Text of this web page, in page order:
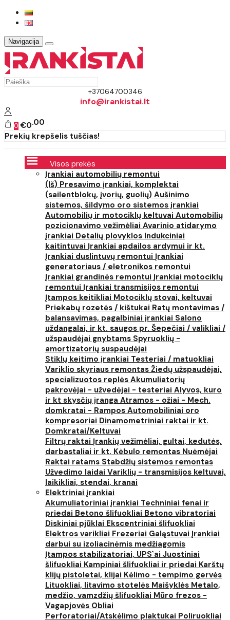
Navigacija
+37064700346
info@irankistai.lt
0 €0 00
Prekių krepšelis tuščias!
Visos prekės
Įrankiai automobilių remontui
(Iš) Presavimo įrankiai, komplektai
(sailentblokų, įvorių, guolių) Aušinimo
sistemos, šildymo oro sistemos įrankiai
Automobilių ir motociklų keltuvai Automobilių
pozicionavimo vežimėliai Avarinio atidarymo
įrankiai Detalių plovyklos Indukciniai
kaitintuvai Įrankiai apdailos ardymui ir kt.
Įrankiai duslintuvų remontui Įrankiai
generatoriaus / eletronikos remontui
Įrankiai grandinės remontui Įrankiai motociklų
remontui Įrankiai transmisijos remontui
Įtampos keitikliai Motociklų stovai, keltuvai
Priekabų rozetės / kištukai Ratų montavimas /
balansavimas, pagalbiniai įrankiai Salono
uždangalai, ir kt. saugos pr. Šepečiai / valikliai /
užspaudėjai gnybtams Spyruoklių -
amortizatorių suspaudėjai
Stiklų keitimo įrankiai Testeriai / matuokliai
Variklio skyriaus remontas Žiedų užspaudėjai,
specializuotos replės Akumuliatorių
pakrovėjai - užvedėjai - testeriai Alyvos, kuro
ir kt skysčių įranga Atramos - ožiai - Mech.
domkratai - Rampos Automobiliniai oro
kompresoriai Dinamometriniai raktai ir kt.
Domkratai/Keltuvai
Filtrų raktai Įrankių vežimėliai, gultai, kedutės,
darbastaliai ir kt. Kėbulo remontas Nuėmėjai
Raktai ratams Stabdžių sistemos remontas
Užvedimo laidai Variklių - transmisijos keltuvai,
laikikliai, stendai, kranai
Elektriniai įrankiai
Akumuliatoriniai įrankiai Techniniai fenai ir
priedai Betono šlifuokliai Betono vibratoriai
Diskiniai pjūklai Ekscentriniai šlifuokliai
Elektros varikliai Frezeriai Galąstuvai Įrankiai
darbui su izoliacinėmis medžiagomis
Įtampos stabilizatoriai, UPS`ai Juostiniai
šlifuokliai Kampiniai šlifuokliai ir priedai Karštų
klijų pistoletai, klijai Kėlimo - tempimo gervės
Lituokliai, litavimo stotelės Maišyklės Metalo,
medžio, vamzdžių šlifuokliai Mūro frezos -
Vagapjovės Obliai
Perforatoriai/Atskėlimo plaktukai Poliruokliai